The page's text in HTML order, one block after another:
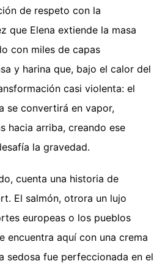
de respeto con la
que Elena extiende la masa
con miles de capas
y harina que, bajo el calor del
casi violenta: el
se convertirá en vapor,
hacia arriba, creando ese
la gravedad.
cuenta una historia de
El salmón, otrora un lujo
europeas o los pueblos
encuentra aquí con una crema
sedosa fue perfeccionada en el